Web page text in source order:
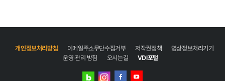
개인정보처리방침 이메일주소무단수집거부 저작권정책
영상정보처리기기
운영·관리 방침
오시는길 VDI포털
네이버
인스타그램